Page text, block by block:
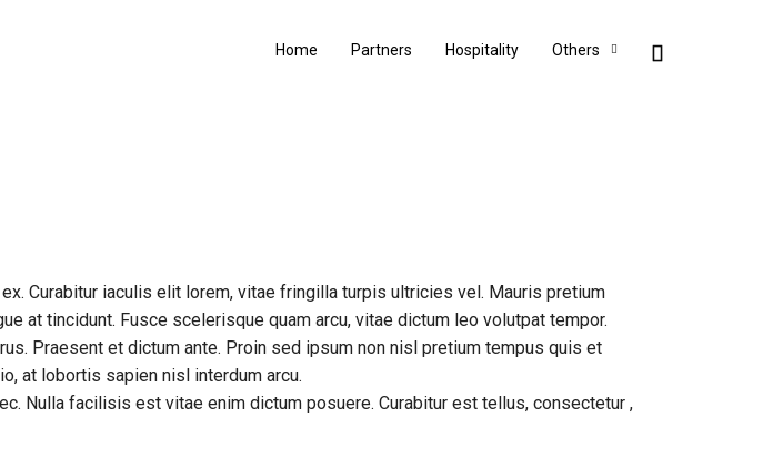
Home Partners Hospitality Others
Curabitur iaculis elit lorem, vitae fringilla turpis ultricies vel. Mauris pretium
at tincidunt. Fusce scelerisque quam arcu, vitae dictum leo volutpat tempor.
Praesent et dictum ante. Proin sed ipsum non nisl pretium tempus quis et
at lobortis sapien nisl interdum arcu.
Nulla facilisis est vitae enim dictum posuere. Curabitur est tellus, consectetur ,